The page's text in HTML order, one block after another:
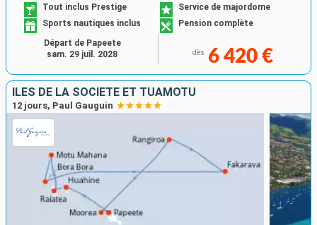
Tout inclus Prestige
Service de majordome
Sports nautiques inclus
Pension complète
dès 6 420 €
Départ de Papeete
sam. 29 juil. 2028
ÎLES DE LA SOCIÉTÉ ET TUAMOTU
12 jours, Paul Gauguin